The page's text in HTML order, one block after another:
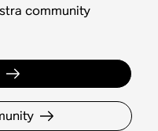
community